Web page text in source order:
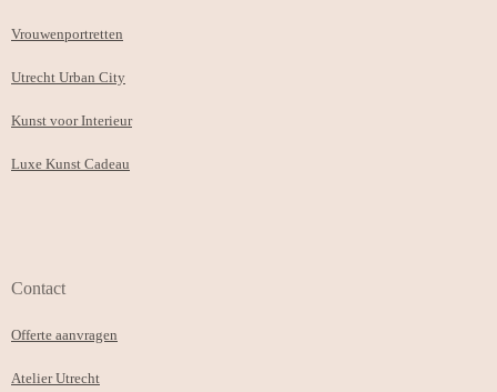
Vrouwenportretten
Utrecht Urban City
Kunst voor Interieur
Luxe Kunst Cadeau
Contact
Offerte aanvragen
Atelier Utrecht